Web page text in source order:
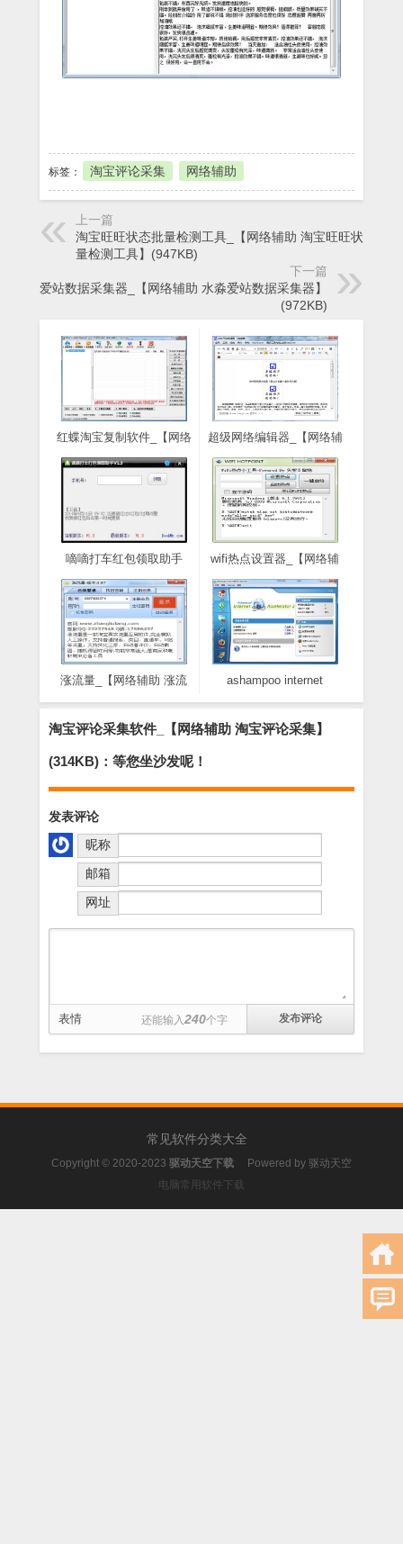
标签： 淘宝评论采集 网络辅助
上一篇
淘宝旺旺状态批量检测工具_【网络辅助 淘宝旺旺状态批
量检测工具】(947KB)
下一篇
水淼爱站数据采集器_【网络辅助 水淼爱站数据采集器】
(972KB)
红蝶淘宝复制软件_【网络
辅助 红蝶淘宝复制软件,淘
宝宝贝复制】(1.8M)
超级网络编辑器_【网络辅
助 超级网络编辑器】
(3.1M)
嘀嘀打车红包领取助手
_【网络辅助嘀嘀打车红包
领取助手】(2.0M)
wifi热点设置器_【网络辅
助 wifi热点设置器】
(113KB)
涨流量_【网络辅助 涨流
ashampoo internet
internet accelerator】
淘宝评论采集软件_【网络辅助 淘宝评论采集】
(314KB)：等您坐沙发呢！
发表评论
昵称
邮箱
网址
表情 还能输入240个字
常见软件分类大全
Copyright © 2020-2023 驱动天空下载 Powered by 驱动天空
电脑常用软件下载